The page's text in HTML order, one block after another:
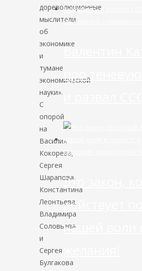
дореволюционные
мыслители
об
экономике
и
тумане
экономической
науки».
C
опорой
на
Василия
Кокорева,
Сергея
Шарапова,
Константина
Леонтьева,
Владимира
Соловьева
и
Сергея
Булгакова
Экономика
Валентин
про
Мировая финансовая
Это закон,
действует
нашей воли